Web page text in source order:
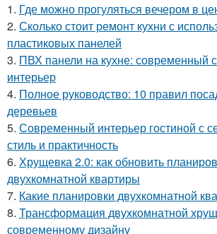
1. Где можно прогуляться вечером в
2. Сколько стоит ремонт кухни с
пластиковых панелей
3. ПВХ панели на кухне: современный
интерьер
4. Полное руководство: 10 правил
деревьев
5. Современный интерьер гостиной с
стиль и практичность
6. Хрущевка 2.0: как обновить
двухкомнатной квартиры
7. Какие планировки двухкомнатной
8. Трансформация двухкомнатной
современному дизайну